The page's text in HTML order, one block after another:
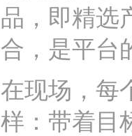
品，即精选
合，是平台
在现场，每
样：带着目